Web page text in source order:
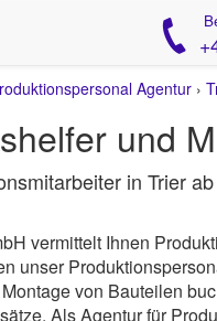
Agentur ›
und
in Trier ab
vermittelt Ihnen
unser
von Bauteilen
Als Agentur für